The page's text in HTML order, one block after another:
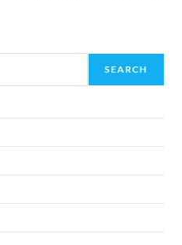
SEARCH